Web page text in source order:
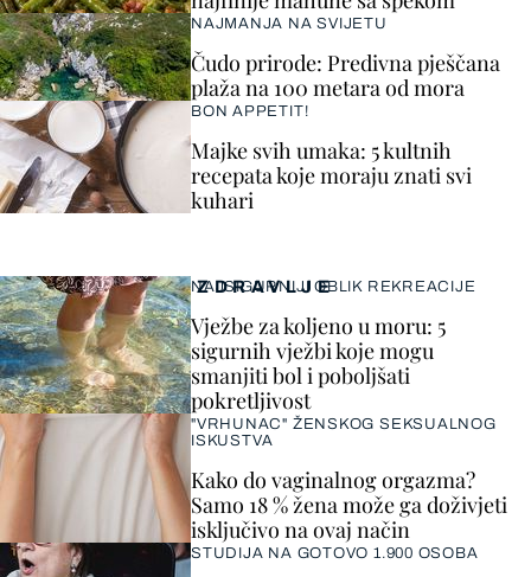
ZDRAVLJE
NAJSIGURNIJI OBLIK REKREACIJE
Vježbe za koljeno u moru: 5
sigurnih vježbi koje mogu
smanjiti bol i poboljšati
pokretljivost
"VRHUNAC" ŽENSKOG SEKSUALNOG
ISKUSTVA
Kako do vaginalnog orgazma?
Samo 18 % žena može ga doživjeti
isključivo na ovaj način
STUDIJA NA GOTOVO 1.900 OSOBA
NAJMANJA NA SVIJETU
Čudo prirode: Predivna pješčana
plaža na 100 metara od mora
BON APPETIT!
Majke svih umaka: 5 kultnih
recepata koje moraju znati svi
kuhari